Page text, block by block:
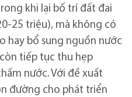
khi lại bố trí đất đai
25 triệu), mà không có
hay bổ sung nguồn nước
tiếp tục thu hẹp
nước. Với đề xuất
đường cho phát triển